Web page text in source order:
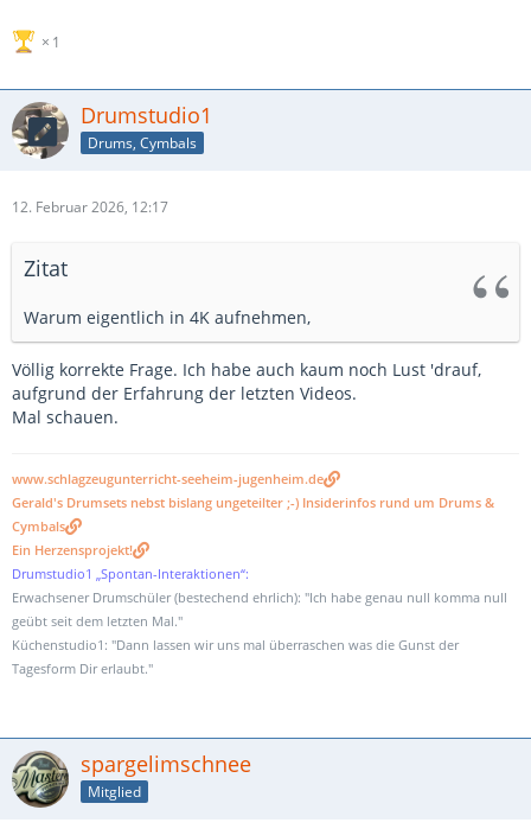
1
Drumstudio1
Drums, Cymbals
12. Februar 2026, 12:17
Zitat
Warum eigentlich in 4K aufnehmen,
Völlig korrekte Frage. Ich habe auch kaum noch Lust 'drauf,
aufgrund der Erfahrung der letzten Videos.
Mal schauen.
www.schlagzeugunterricht-seeheim-jugenheim.de
Gerald's Drumsets nebst bislang ungeteilter ;-) Insiderinfos rund um Drums &
Cymbals
Ein Herzensprojekt!
Drumstudio1 „Spontan-Interaktionen“:
Erwachsener Drumschüler (bestechend ehrlich): "Ich habe genau null komma null
geübt seit dem letzten Mal."
Küchenstudio1: "Dann lassen wir uns mal überraschen was die Gunst der
Tagesform Dir erlaubt."
spargelimschnee
Mitglied